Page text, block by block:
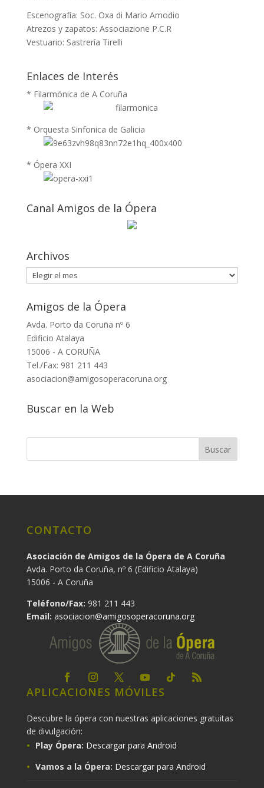
Escenografía: Soc. Oxa di Mario Amodio
Atrezos y zapatos: Associazione P.C.R
Vestuario: Sastrería Tirelli
Enlaces de Interés
* Filarmónica de A Coruña
* Orquesta Sinfonica de Galicia
* Ópera XXI
Canal Amigos de la Ópera
Archivos
Archivos
Amigos de la Ópera
Avda. Porto da Coruña nº 6
Edificio Atalaya
15006 - A CORUÑA
Tel./Fax: 981 211 443
asociacion@amigosoperacoruna.org
Buscar en la Web
CONTACTO
Asociación de Amigos de la Ópera de A Coruña
Avda. Porto da Coruña, nº 6 (Edificio Atalaya)
15006 - A Coruña
Teléfono/Fax: 981 211 443
Email: asociacion@amigosoperacoruna.org
APLICACIONES MÓVILES
Descubre la ópera con nuestras aplicaciones gratuitas
de divulgación:
Play Ópera: Descargar para Android
Vamos a la Ópera: Descargar para Android